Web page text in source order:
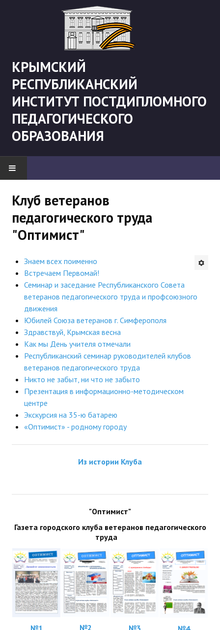
КРЫМСКИЙ
РЕСПУБЛИКАНСКИЙ
ИНСТИТУТ ПОСТДИПЛОМНОГО
ПЕДАГОГИЧЕСКОГО
ОБРАЗОВАНИЯ
"Боевая" русистика
Будни института
АНОНСЫ
ИНСТИТУТ
В ПОМОЩЬ УЧИТЕЛЮ
Организация УВП
ГИА
Карта ГИА РК
Советуем прочитать
Готовимся к новому учебному году 2026-2027
Повышение квалификации
Клуб ветеранов
педагогического труда
"Оптимист"
Знаем всех поименно
Встречаем Первомай!
Семинар и заседание Республиканского Совета
ветеранов педагогического труда и профсоюзного
движения
Юбилей Союза ветеранов г. Симферополя
Здравствуй, Крымская весна
Как мы День учителя отмечали
Республиканский семинар руководителей клубов
ветеранов педагогического труда
Никто не забыт, ни что не забыто
Презентация в информационно-методическом
центре
Экскурсия на 35-ю батарею
«Оптимист» - родному городу
Из истории Клуба
"Оптимист"
Газета городского клуба ветеранов педагогического
труда
№1 №2